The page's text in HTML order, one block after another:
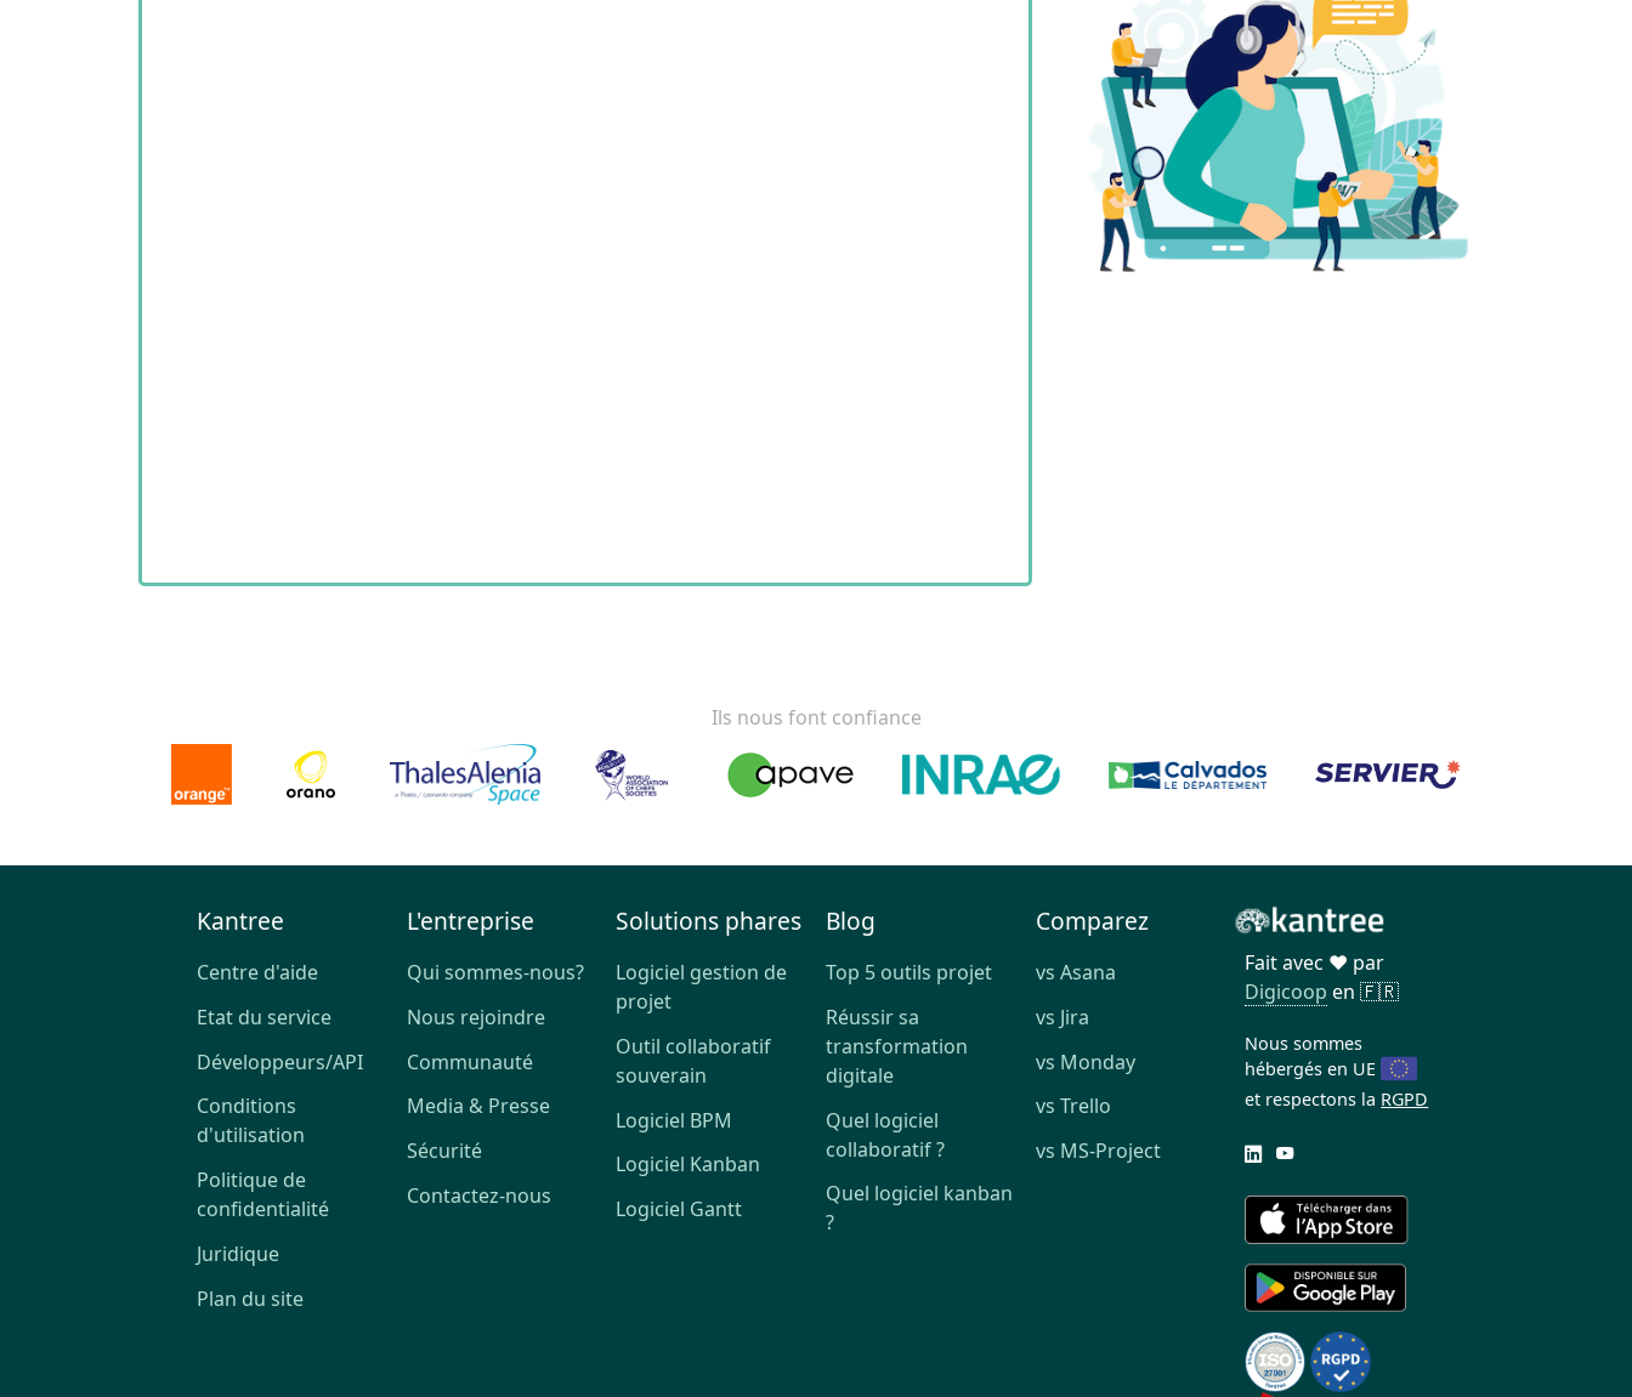
Ils nous font confiance
Kantree
Centre d'aide
Etat du service
Développeurs/API
Conditions
d'utilisation
Politique de
confidentialité
Juridique
Plan du site
L'entreprise
Qui sommes-nous?
Nous rejoindre
Communauté
Media & Presse
Sécurité
Contactez-nous
Solutions phares
Logiciel gestion de
projet
Outil collaboratif
souverain
Logiciel BPM
Logiciel Kanban
Logiciel Gantt
Blog
Top 5 outils projet
Réussir sa
transformation
digitale
Quel logiciel
collaboratif ?
Quel logiciel kanban
?
Comparez
vs Asana
vs Jira
vs Monday
vs Trello
vs MS-Project
Fait avec ❤️ par
Digicoop en 🇫🇷
Nous sommes
hébergés en UE
et respectons la RGPD